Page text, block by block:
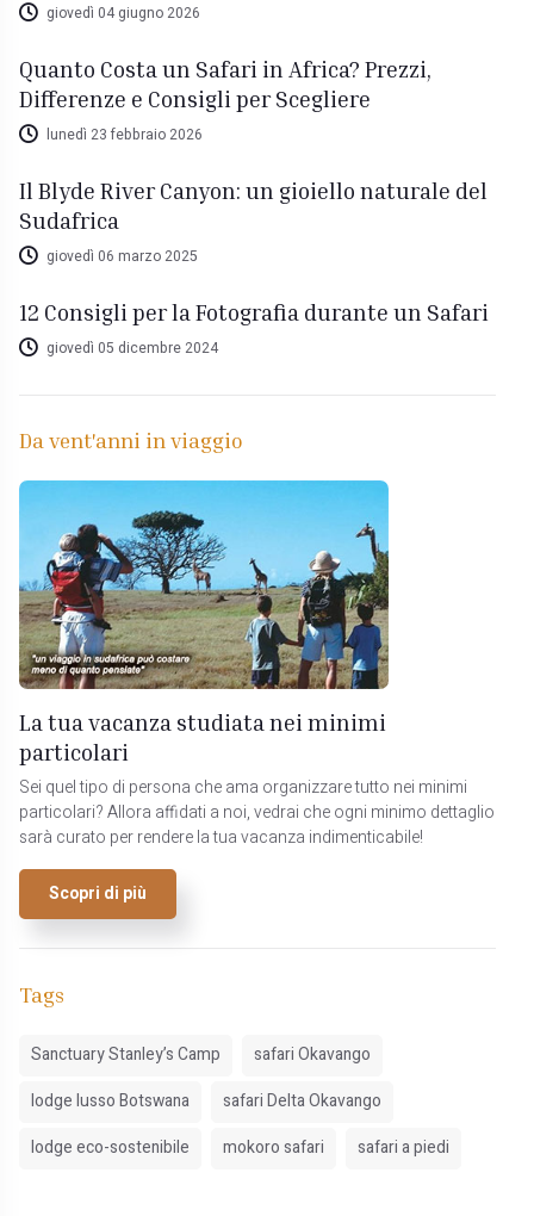
giovedì 04 giugno 2026
Quanto Costa un Safari in Africa? Prezzi,
Differenze e Consigli per Scegliere
lunedì 23 febbraio 2026
Il Blyde River Canyon: un gioiello naturale del
Sudafrica
giovedì 06 marzo 2025
12 Consigli per la Fotografia durante un Safari
giovedì 05 dicembre 2024
Da vent'anni in viaggio
La tua vacanza studiata nei minimi
particolari
Sei quel tipo di persona che ama organizzare tutto nei minimi
particolari? Allora affidati a noi, vedrai che ogni minimo dettaglio
sarà curato per rendere la tua vacanza indimenticabile!
Scopri di più
Tags
Sanctuary Stanley’s Camp
safari Okavango
lodge lusso Botswana
safari Delta Okavango
lodge eco-sostenibile
mokoro safari safari a piedi